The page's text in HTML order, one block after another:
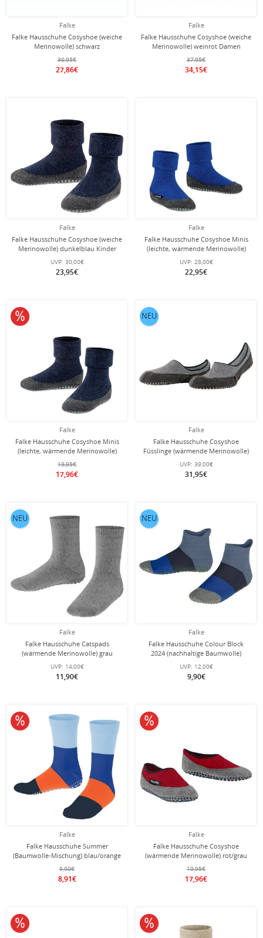
Falke
Falke Hausschuhe Cosyshoe (weiche
Merinowolle) schwarz
Damen/Herren
30,95€
27,86€
Falke
Falke Hausschuhe Cosyshoe (weiche
Merinowolle) weinrot Damen
37,95€
34,15€
Falke
Falke Hausschuhe Cosyshoe (weiche
Merinowolle) dunkelblau Kinder
UVP: 30,00€
23,95€
Falke
Falke Hausschuhe Cosyshoe Minis
(leichte, wärmende Merinowolle)
kobaltblau Kinder
UVP: 28,00€
22,95€
Falke
Falke Hausschuhe Cosyshoe Minis
(leichte, wärmende Merinowolle)
dunkelblau Kinder
19,95€
17,96€
10% reduziert
Falke
Falke Hausschuhe Cosyshoe
Füsslinge (wärmende Merinowolle)
hellgrau Herren
UVP: 39,00€
31,95€
NEU
Falke
Falke Hausschuhe Catspads
(wärmende Merinowolle) grau
Kinder
UVP: 14,00€
11,90€
NEU
Falke
Falke Hausschuhe Colour Block
2024 (nachhaltige Baumwolle)
blau/grau Kinder
UVP: 12,00€
9,90€
NEU
Falke
Falke Hausschuhe Summer
(Baumwolle-Mischung) blau/orange
Kinder
9,90€
8,91€
10% reduziert
Falke
Falke Hausschuhe Cosyshoe
(wärmende Merinowolle) rot/grau
Kinder
19,95€
17,96€
10% reduziert
10% reduziert 10% reduziert